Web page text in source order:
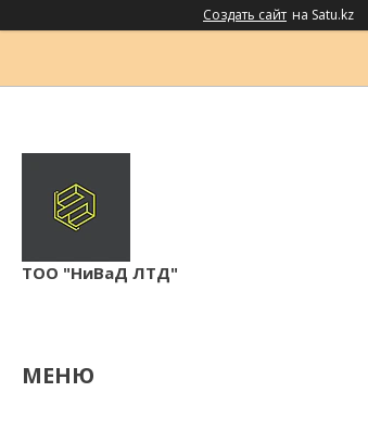
Создать сайт на Satu.kz
ТОО "НиВаД ЛТД"